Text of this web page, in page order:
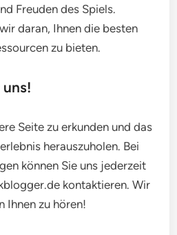
Freuden des Spiels.
daran, Ihnen die besten
zu bieten.
Seite zu erkunden und das
herauszuholen. Bei
können Sie uns jederzeit
kontaktieren. Wir
Ihnen zu hören!